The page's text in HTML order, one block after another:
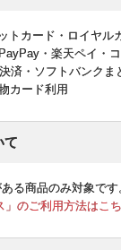
トカード・ロイヤル
・楽天ペイ・
済・ソフトバンク
カード利用
て
る商品のみ対象です
のご利用方法はこち